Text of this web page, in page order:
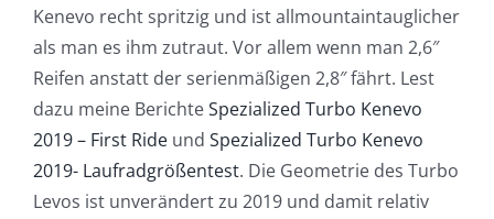
Kenevo recht spritzig und ist allmountaintauglicher
als man es ihm zutraut. Vor allem wenn man 2,6″
Reifen anstatt der serienmäßigen 2,8″ fährt. Lest
dazu meine BerichteSpezialized Turbo Kenevo
2019 – First Ride und Spezialized Turbo Kenevo
2019- Laufradgrößentest. Die Geometrie des Turbo
Levos ist unverändert zu 2019 und damit relativ